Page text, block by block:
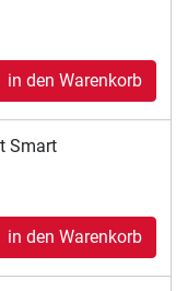
in den Warenkorb
Smart
in den Warenkorb